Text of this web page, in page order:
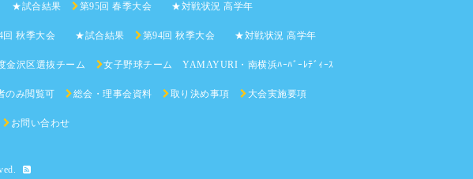
★試合結果 第95回 春季大会 ★対戦状況 高学年
回 秋季大会 ★試合結果 第94回 秋季大会 ★対戦状況 高学年
金沢区選抜チーム 女子野球チーム YAMAYURI・南横浜ﾊｰﾊﾞｰﾚﾃﾞｨｰｽ
み閲覧可 総会・理事会資料 取り決め事項 大会実施要項
お問い合わせ